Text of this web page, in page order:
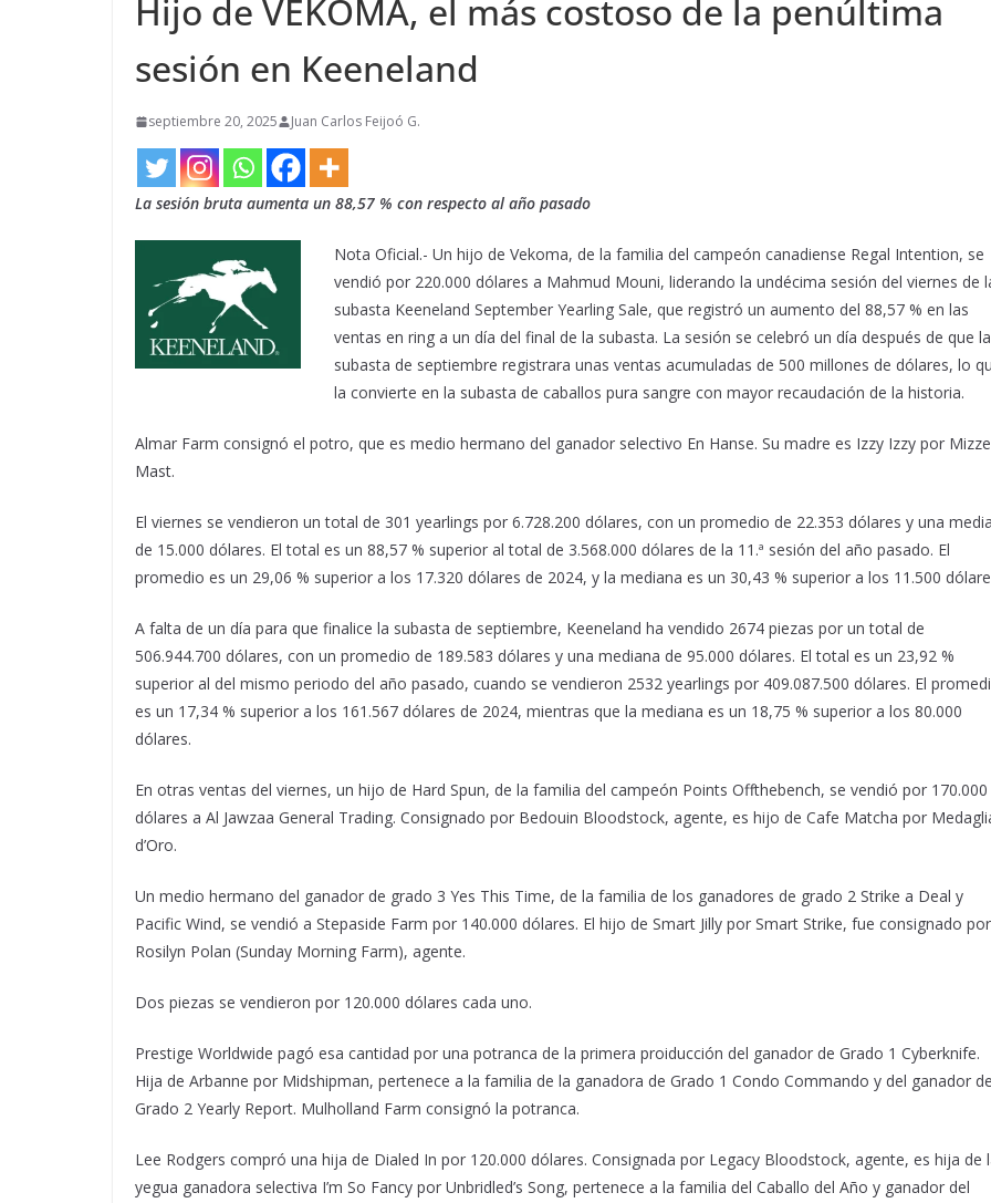
Hijo de VEKOMA, el más costoso de la penúltima
sesión en Keeneland
septiembre 20, 2025 Juan Carlos Feijoó G.
La sesión bruta aumenta un 88,57 % con respecto al año pasado
Nota Oficial.- Un hijo de Vekoma, de la familia del campeón canadiense Regal Intention, se
vendió por 220.000 dólares a Mahmud Mouni, liderando la undécima sesión del viernes de
subasta Keeneland September Yearling Sale, que registró un aumento del 88,57 % en las
ventas en ring a un día del final de la subasta. La sesión se celebró un día después de que la
subasta de septiembre registrara unas ventas acumuladas de 500 millones de dólares, lo
la convierte en la subasta de caballos pura sangre con mayor recaudación de la historia.
Almar Farm consignó el potro, que es medio hermano del ganador selectivo En Hanse. Su madre es Izzy Izzy por
Mast.
El viernes se vendieron un total de 301 yearlings por 6.728.200 dólares, con un promedio de 22.353 dólares y una
de 15.000 dólares. El total es un 88,57 % superior al total de 3.568.000 dólares de la 11.ª sesión del año pasado. El
promedio es un 29,06 % superior a los 17.320 dólares de 2024, y la mediana es un 30,43 % superior a los 11.500
A falta de un día para que finalice la subasta de septiembre, Keeneland ha vendido 2674 piezas por un total de
506.944.700 dólares, con un promedio de 189.583 dólares y una mediana de 95.000 dólares. El total es un 23,92 %
superior al del mismo periodo del año pasado, cuando se vendieron 2532 yearlings por 409.087.500 dólares. El
es un 17,34 % superior a los 161.567 dólares de 2024, mientras que la mediana es un 18,75 % superior a los 80.000
dólares.
En otras ventas del viernes, un hijo de Hard Spun, de la familia del campeón Points Offthebench, se vendió por 170.000
dólares a Al Jawzaa General Trading. Consignado por Bedouin Bloodstock, agente, es hijo de Cafe Matcha por
d’Oro.
Un medio hermano del ganador de grado 3 Yes This Time, de la familia de los ganadores de grado 2 Strike a Deal y
Pacific Wind, se vendió a Stepaside Farm por 140.000 dólares. El hijo de Smart Jilly por Smart Strike, fue consignado por
Rosilyn Polan (Sunday Morning Farm), agente.
Dos piezas se vendieron por 120.000 dólares cada uno.
Prestige Worldwide pagó esa cantidad por una potranca de la primera proiducción del ganador de Grado 1 Cyberknife.
Hija de Arbanne por Midshipman, pertenece a la familia de la ganadora de Grado 1 Condo Commando y del ganador
Grado 2 Yearly Report. Mulholland Farm consignó la potranca.
Lee Rodgers compró una hija de Dialed In por 120.000 dólares. Consignada por Legacy Bloodstock, agente, es hija de
yegua ganadora selectiva I’m So Fancy por Unbridled’s Song, pertenece a la familia del Caballo del Año y ganador del